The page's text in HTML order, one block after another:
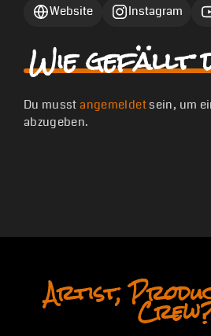
Website Instagram
Wie gefällt
Du musstangemeldetsein, um
abzugeben.
Artist,